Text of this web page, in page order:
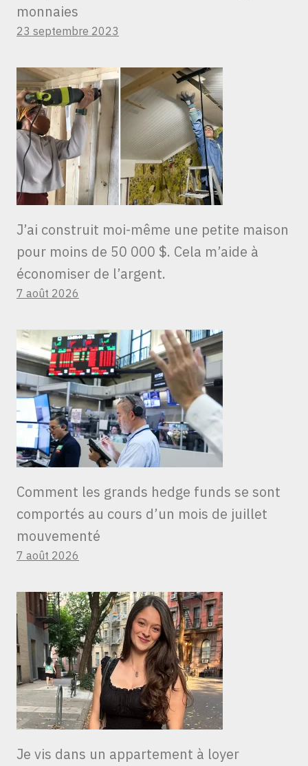
monnaies
23 septembre 2023
J’ai construit moi-même une petite maison
pour moins de 50 000 $. Cela m’aide à
économiser de l’argent.
7 août 2026
Comment les grands hedge funds se sont
comportés au cours d’un mois de juillet
mouvementé
7 août 2026
Je vis dans un appartement à loyer